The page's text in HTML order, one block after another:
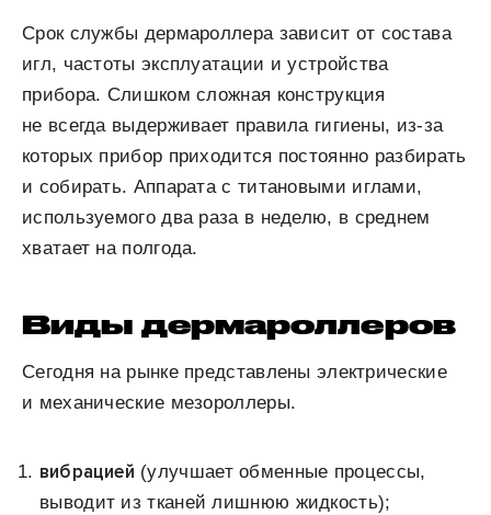
Срок службы дермароллера зависит от состава
игл, частоты эксплуатации и устройства
прибора. Слишком сложная конструкция
не всегда выдерживает правила гигиены, из-за
которых прибор приходится постоянно разбирать
и собирать. Аппарата с титановыми иглами,
используемого два раза в неделю, в среднем
хватает на полгода.
Виды дермароллеров
Сегодня на рынке представлены электрические
и механические мезороллеры.
вибрацией (улучшает обменные процессы,
выводит из тканей лишнюю жидкость);